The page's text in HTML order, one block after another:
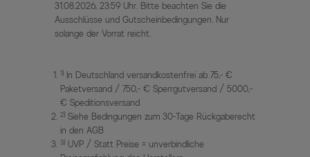
31.08.2026, 23:59 Uhr. Bitte beachten Sie die
Ausschlüsse und Gutscheinbedingungen. Nur
solange der Vorrat reicht.
1) In Deutschland versandkostenfrei ab 75,- €
Paketversand / 750,- € Sperrgutversand / 5000,-
€ Speditionsversand
2) Siehe Bedingungen zum 30-Tage Rückgaberecht
in den AGB
3) UVP / Statt Preise = unverbindliche